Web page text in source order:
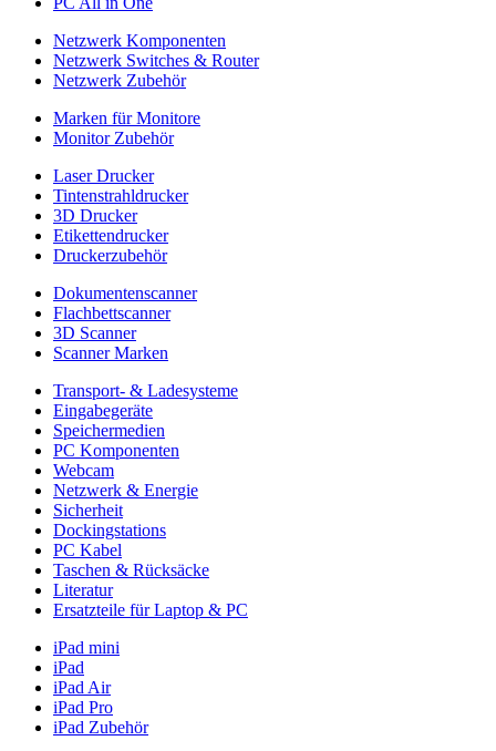
Netzwerk Komponenten
Netzwerk Switches & Router
Netzwerk Zubehör
Marken für Monitore
Monitor Zubehör
Laser Drucker
Tintenstrahldrucker
3D Drucker
Etikettendrucker
Druckerzubehör
Dokumentenscanner
Flachbettscanner
3D Scanner
Scanner Marken
Transport- & Ladesysteme
Eingabegeräte
Speichermedien
PC Komponenten
Webcam
Netzwerk & Energie
Sicherheit
Dockingstations
PC Kabel
Taschen & Rücksäcke
Literatur
Ersatzteile für Laptop & PC
iPad mini
iPad
iPad Air
iPad Pro
iPad Zubehör